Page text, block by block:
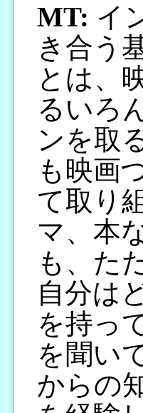
MT: イ
き合う
とは、
るいろ
ンを取
も映画
て取り
マ、本
も、た
自分は
を持っ
を聞い
からの